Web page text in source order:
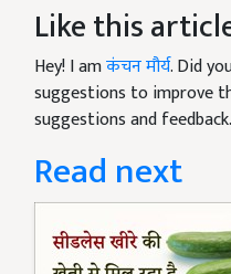
Like this
Hey! I amकंचन मौर्य. Did
suggestions to improve
suggestions and feedback.
Read next